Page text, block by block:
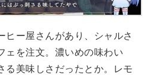
ー屋さんがあり、シャルさ
ェを注文。濃いめの味わい
る美味しさだったとか。レモ